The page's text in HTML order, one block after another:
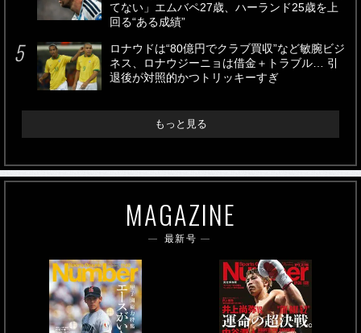
てない」エムバペ27歳、ハーランド25歳を上
回る“ある成績”
ロナウドは“80億円でクラブ買収”など敏腕ビジ
ネス、ロナウジーニョは借金＋トラブル… 引
退後が対照的かつトリッキーすぎ
もっと見る
MAGAZINE
最新号